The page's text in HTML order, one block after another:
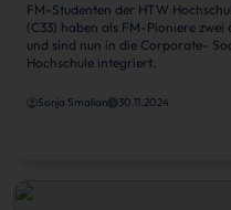
FM-Studenten der HTW
(C33) haben als FM-Pioniere
und sind nun in die Corporate-
Hochschule integriert.
Sonja Smalian 30.11.2024